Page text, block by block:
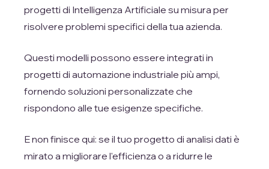
progetti di Intelligenza Artificiale su misura per
risolvere problemi specifici della tua azienda.
Questi modelli possono essere integrati in
progetti di automazione industriale più ampi,
fornendo soluzioni personalizzate che
rispondono alle tue esigenze specifiche.
E non finisce qui: se il tuo progetto di analisi dati è
mirato a migliorare l'efficienza o a ridurre le